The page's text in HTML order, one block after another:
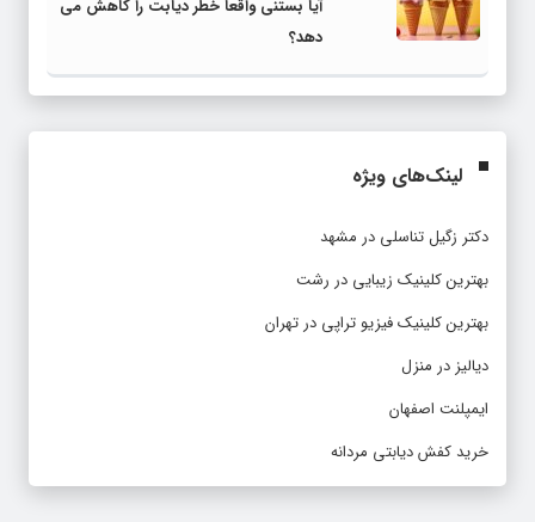
آیا بستنی واقعا خطر دیابت را کاهش می
دهد؟
لینک‌های ویژه
دکتر زگیل تناسلی در مشهد
بهترین کلینیک زیبایی در رشت
بهترین کلینیک فیزیو تراپی در تهران
دیالیز در منزل
ایمپلنت اصفهان
خرید کفش دیابتی مردانه